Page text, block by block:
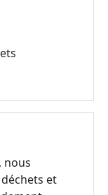
nous
et